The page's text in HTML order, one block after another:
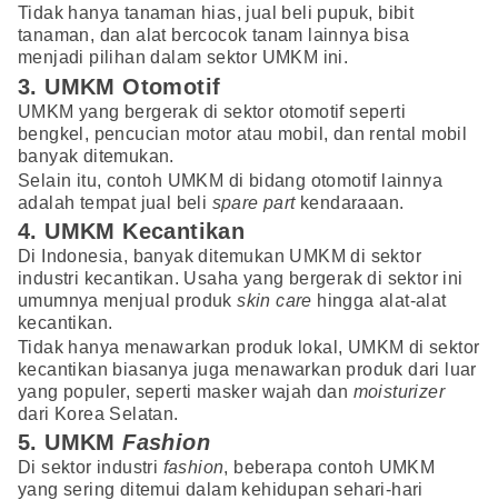
Tidak hanya tanaman hias, jual beli pupuk, bibit
tanaman, dan alat bercocok tanam lainnya bisa
menjadi pilihan dalam sektor UMKM ini.
3. UMKM Otomotif
UMKM yang bergerak di sektor otomotif seperti
bengkel, pencucian motor atau mobil, dan rental mobil
banyak ditemukan.
Selain itu, contoh UMKM di bidang otomotif lainnya
adalah tempat jual beli spare partkendaraaan.
4. UMKM Kecantikan
Di Indonesia, banyak ditemukan UMKM di sektor
industri kecantikan. Usaha yang bergerak di sektor ini
umumnya menjual produkskin care hingga alat-alat
kecantikan.
Tidak hanya menawarkan produk lokal, UMKM di sektor
kecantikan biasanya juga menawarkan produk dari luar
yang populer, seperti masker wajah dan moisturizer
dari Korea Selatan.
5. UMKMFashion
Di sektor industri fashion, beberapa contoh UMKM
yang sering ditemui dalam kehidupan sehari-hari